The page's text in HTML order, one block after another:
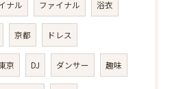
ナル ファイナル 浴衣
京都 ドレス
京 DJ ダンサー 趣味